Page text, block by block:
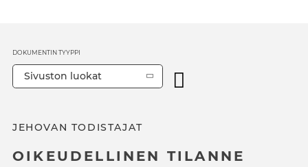
JEHOVAN TODISTAJAT
OIKEUDELLINEN TILANNE
DOKUMENTIN TYYPPI
Sivuston luokat